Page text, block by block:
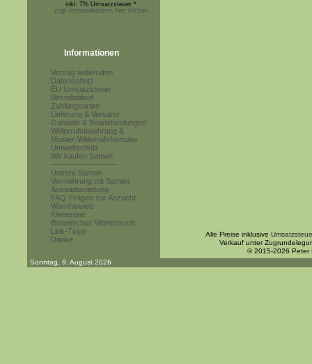
inkl. 7% Umsatzsteuer *
zzgl.Versandkosten, hier klicken
Informationen
Vertrag widerrufen
Datenschutz
EU Umsatzsteuer
Bestellablauf
Zahlungsarten
Lieferung & Versand
Garantie & Beanstandungen
Widerrufsbelehrung &
Muster-Widerrufsformular
Umweltschutz
Wir kaufen Samen
------------------------
Unsere Samen
Vermehrung mit Samen
Aussaatanleitung
FAQ-Fragen zur Anzucht
Warnhinweis
Klimazone
Botanisches Wörterbuch
Link-Tipps
Danke
Alle Preise inklusive
Verkauf unter
© 2015-2026 Peter
Sonntag, 9. August 2026